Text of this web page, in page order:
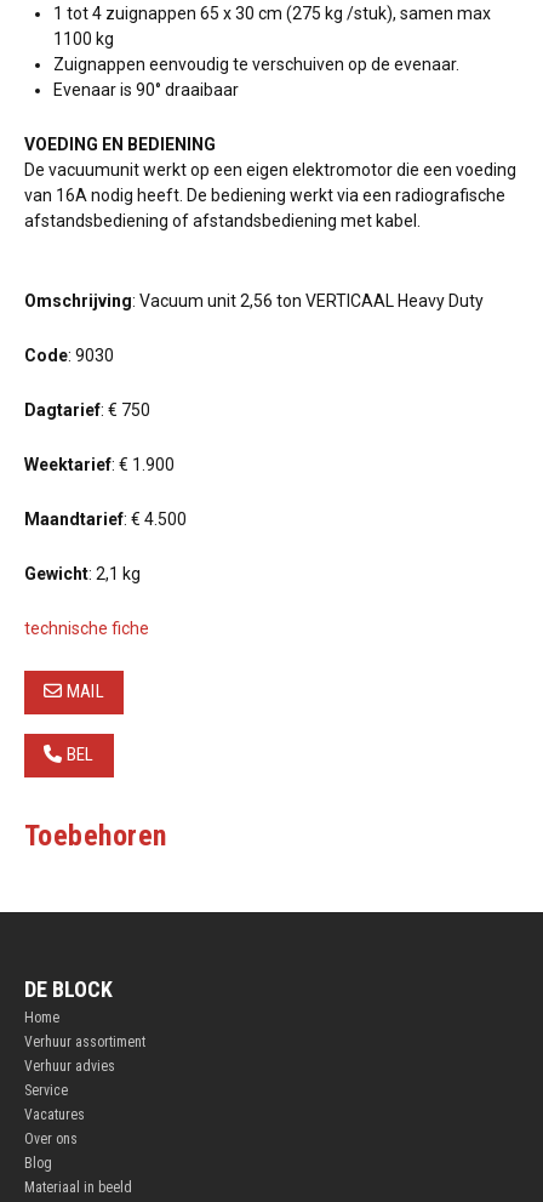
1 tot 4 zuignappen 65 x 30 cm (275 kg /stuk), samen max
1100 kg
Zuignappen eenvoudig te verschuiven op de evenaar.
Evenaar is 90° draaibaar
VOEDING EN BEDIENING
De vacuumunit werkt op een eigen elektromotor die een voeding
van 16A nodig heeft. De bediening werkt via een radiografische
afstandsbediening of afstandsbediening met kabel.
Omschrijving: Vacuum unit 2,56 ton VERTICAAL Heavy Duty
Code: 9030
Dagtarief: € 750
Weektarief: € 1.900
Maandtarief: € 4.500
Gewicht: 2,1 kg
technische fiche
MAIL
BEL
Toebehoren
DE BLOCK
Home
Verhuur assortiment
Verhuur advies
Service
Vacatures
Over ons
Blog
Materiaal in beeld